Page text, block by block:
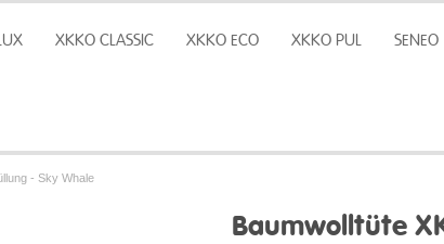
XKKO CLASSIC XKKO ECO XKKO PUL SENEO
- Sky Whale
Baumwolltüte